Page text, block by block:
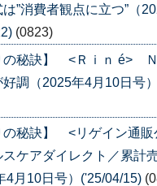
”消費者観点に立つ”（
(0823)
の秘訣】 <Ｒｉｎ é>
調（2025年4月10日号
の秘訣】 <リゲイン通販
ケアダイレクト／累計
4月10日号）('25/04/15)